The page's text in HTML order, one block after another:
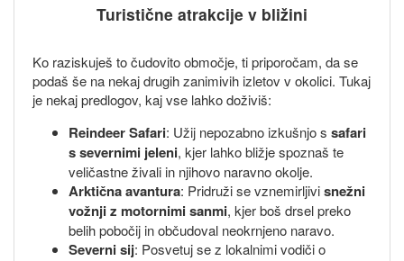
Turistične atrakcije v bližini
Ko raziskuješ to čudovito območje, ti priporočam, da se
podaš še na nekaj drugih zanimivih izletov v okolici. Tukaj
je nekaj predlogov, kaj vse lahko doživiš:
Reindeer Safari: Užij nepozabno izkušnjo s safari
s severnimi jeleni, kjer lahko bližje spoznaš te
veličastne živali in njihovo naravno okolje.
Arktična avantura: Pridruži se vznemirljivisnežni
vožnji z motornimi sanmi, kjer boš drsel preko
belih pobočij in občudoval neokrnjeno naravo.
Severni sij: Posvetuj se z lokalnimi vodiči o